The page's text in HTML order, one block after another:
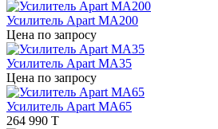
Усилитель Apart MA200
Цена по запросу
Усилитель Apart MA35
Цена по запросу
Усилитель Apart МА65
264 990 T